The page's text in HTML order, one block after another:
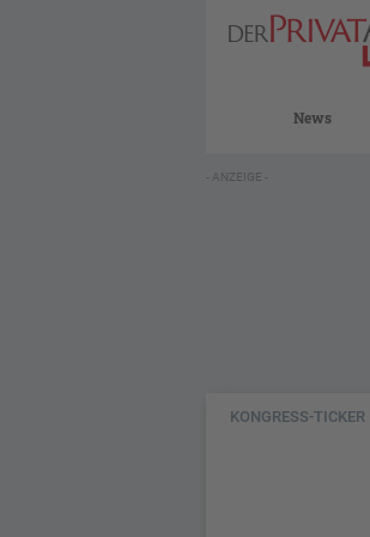
News
- ANZEIGE -
KONGRESS-TICKER